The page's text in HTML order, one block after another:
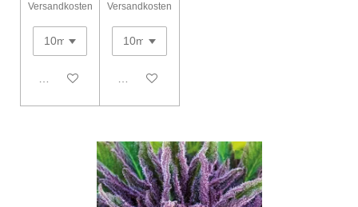
Versandkosten
In den Warenkorb
Versandkosten
In den Warenkorb